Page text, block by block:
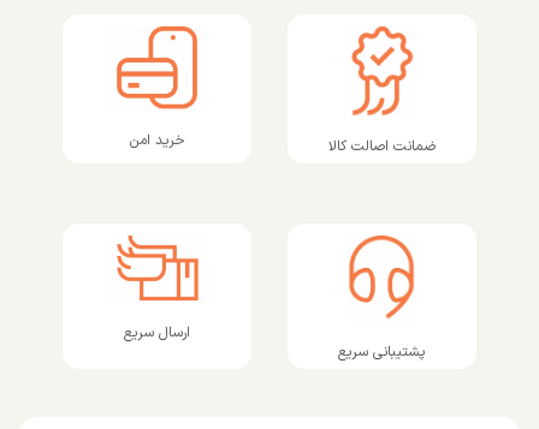
ضمانت اصالت کالا خرید امن
پشتیبانی سریع
ارسال سریع